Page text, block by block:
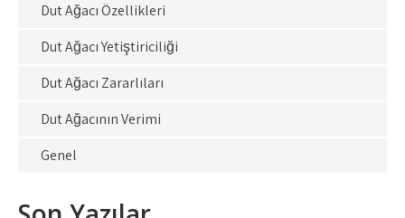
Dut Ağacı Özellikleri
Dut Ağacı Yetiştiriciliği
Dut Ağacı Zararlıları
Dut Ağacının Verimi
Genel